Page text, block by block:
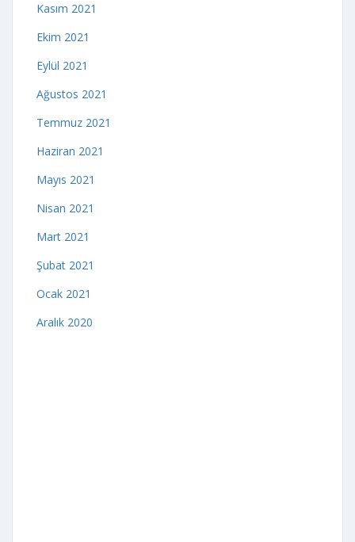
Kasım 2021
Ekim 2021
Eylül 2021
Ağustos 2021
Temmuz 2021
Haziran 2021
Mayıs 2021
Nisan 2021
Mart 2021
Şubat 2021
Ocak 2021
Aralık 2020